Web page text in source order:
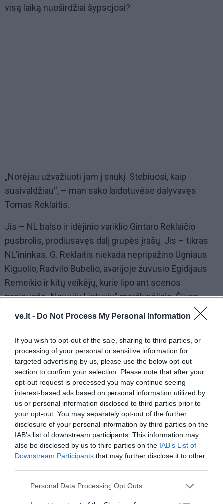
ve.lt - Do Not Process My Personal Information
If you wish to opt-out of the sale, sharing to third parties, or
processing of your personal or sensitive information for
targeted advertising by us, please use the below opt-out
section to confirm your selection. Please note that after your
opt-out request is processed you may continue seeing
interest-based ads based on personal information utilized by
us or personal information disclosed to third parties prior to
your opt-out. You may separately opt-out of the further
disclosure of your personal information by third parties on the
IAB’s list of downstream participants. This information may
also be disclosed by us to third parties on the IAB’s List of
Downstream Participants that may further disclose it to other
Personal Data Processing Opt Outs
visą laiką nuoširdžiai šypsojosi?
„Norėjau užvažiuoti jam į snukį. Stebiuosi, kaip
susivaldžiau“, – man sako laidotuvėse dalyvavęs
Tomas Reklaitis.
Jis – NL balso ir idėjinio variklio Gintaro Reklaičio
pusbrolis, prodiusavęs dalį grupės įrašų. Jis – tikras
NL'ininkas. G. Reklaitis niekada nepripažino Ugniaus
Kiguolio, Radvilo Bubelio, avarijoje žuvusio Egidijaus
Remeikio ir kitų veikėjų, kurie lipo ant scenos
pasipuošę „Naujųjų Lietuvių“ marškinėliais. Šiuos
žmones maikėmis papuošė ir į fonograminius
nesukūrė NL projekto. Kuris nemoka dainuoti. Kuris
nerašo dainų žodžių. Kuris yra 1 prasčiausių mano
gyvenimo sutiktų vadybininkų. Pats Gyncė ir daug jo
aplinkos muzikantų man pasakojo, kad šis žmogus
pasisavino teises į NL prekės ženklą.